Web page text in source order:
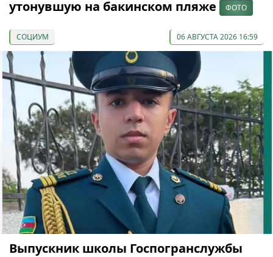
утонувшую на бакинском пляже
ФОТО
СОЦИУМ 06 АВГУСТА 2026 16:59
Выпускник школы Госпогранслужбы